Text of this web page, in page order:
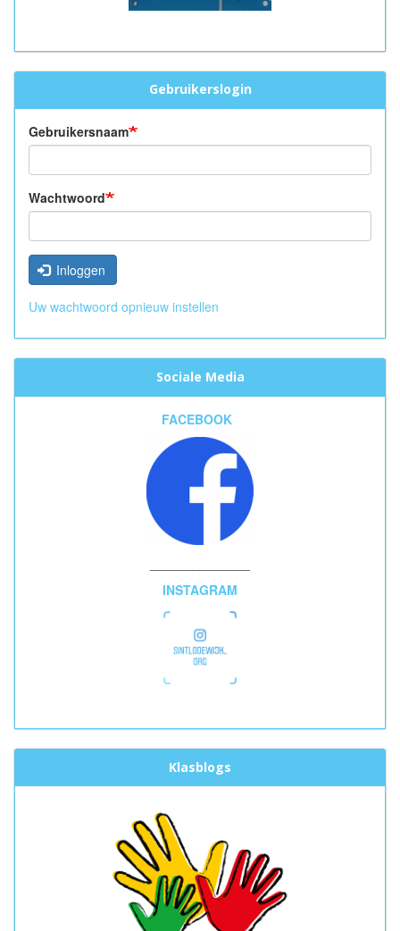
Gebruikerslogin
Gebruikersnaam
Wachtwoord
Inloggen
Uw wachtwoord opnieuw instellen
Sociale Media
FACEBOOK
INSTAGRAM
Klasblogs